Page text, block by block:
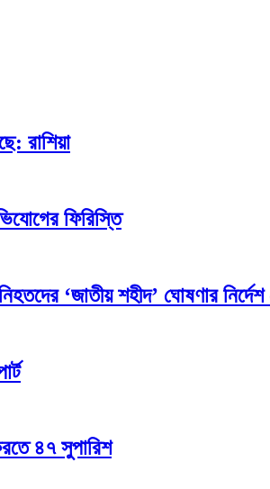
রাশিয়া
ফিরিস্তি
‘জাতীয় শহীদ’ ঘোষণার
৪৭ সুপারিশ